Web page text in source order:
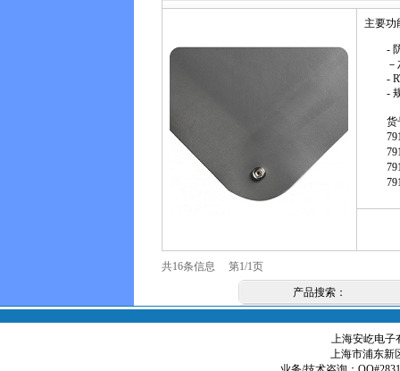
主要功
-
-
-
货
共16条信息 第1/1页
产品搜索：
上海安屹电子
上海市浦东新